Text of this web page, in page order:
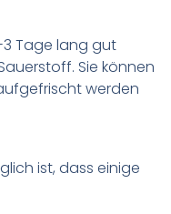
3 Tage lang gut
Sie können
werden
ist, dass einige